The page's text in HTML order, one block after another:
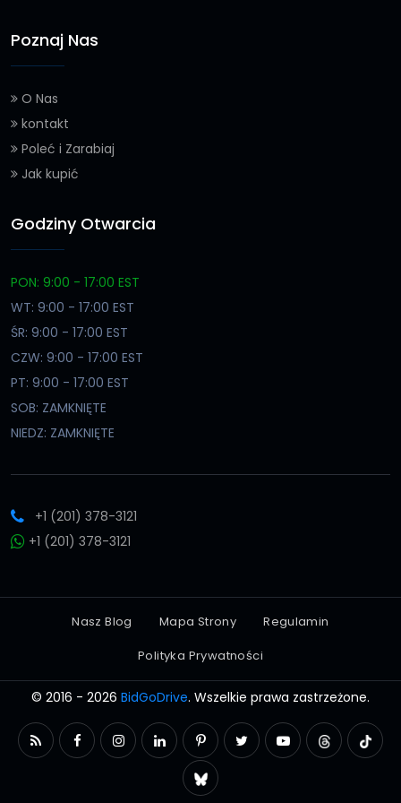
Poznaj Nas
O Nas
kontakt
Poleć i Zarabiaj
Jak kupić
Godziny Otwarcia
PON: 9:00 - 17:00 EST
WT: 9:00 - 17:00 EST
ŚR: 9:00 - 17:00 EST
CZW: 9:00 - 17:00 EST
PT: 9:00 - 17:00 EST
SOB: ZAMKNIĘTE
NIEDZ: ZAMKNIĘTE
+1 (201) 378-3121
+1 (201) 378-3121
Nasz Blog Mapa Strony
Regulamin
Polityka Prywatności
© 2016 - 2026 BidGoDrive. Wszelkie prawa zastrzeżone.